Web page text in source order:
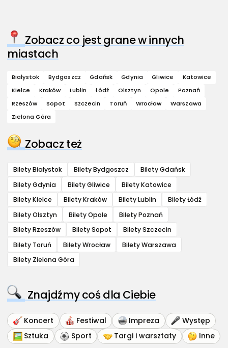
Zobacz co jest grane w innych
miastach
Białystok Bydgoszcz Gdańsk Gdynia Gliwice
Katowice
Kielce
Kraków Lublin Łódź Olsztyn Opole
Poznań
Rzeszów
Sopot Szczecin Toruń Wrocław
Warszawa
Zielona Góra
Zobacz też
Bilety Białystok Bilety Bydgoszcz
Bilety Gdańsk
Bilety Gdynia
Bilety Gliwice
Bilety Katowice
Bilety Kielce
Bilety Kraków Bilety Lublin
Bilety Łódź
Bilety Olsztyn
Bilety Opole
Bilety Poznań
Bilety Rzeszów
Bilety Sopot
Bilety Szczecin
Bilety Toruń
Bilety Wrocław
Bilety Warszawa
Bilety Zielona Góra
Znajdźmy coś dla Ciebie
Koncert Festiwal Impreza
Występ
Sztuka
Sport Targi i warsztaty Inne